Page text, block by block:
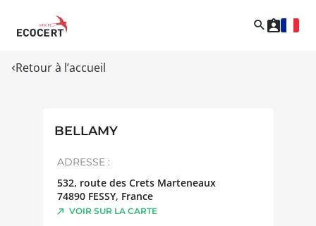
Retour à l’accueil
BELLAMY
ADRESSE :
532, route des Crets Marteneaux
74890 FESSY, France
VOIR SUR LA CARTE